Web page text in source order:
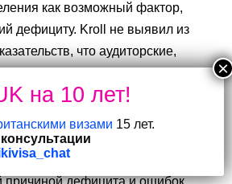
как возможный фактор,
дефициту. Kroll не выявил из
что аудиторские,
считали известные
возникающие из-за
были выявлены в различных
обеспечения,
визами 15 лет.